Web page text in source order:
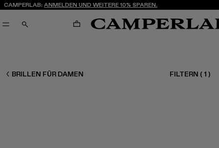
CAMPERLAB: ANMELDEN UND WEITERE 10% SPAREN.
SUCHEN WARENKORB
DAMEN ACCESSOIRES
BRILLEN FÜR DAMEN FILTERN ( 1 )